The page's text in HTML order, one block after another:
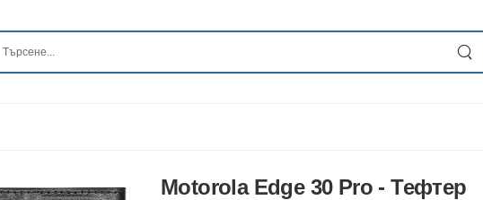
Motorola Edge 30 Pro - Тефтер